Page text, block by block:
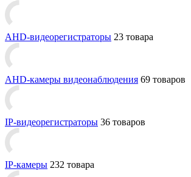
AHD-видеорегистраторы 23 товара
AHD-камеры видеонаблюдения 69 товаров
IP-видеорегистраторы 36 товаров
IP-камеры 232 товара